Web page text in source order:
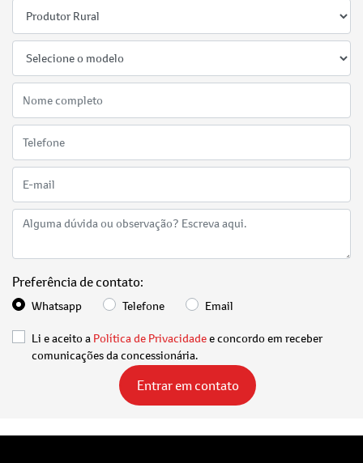
Preferência de contato:
Whatsapp Telefone Email
Li e aceito a Política de Privacidadee concordo em receber
comunicações da concessionária.
Entrar em contato